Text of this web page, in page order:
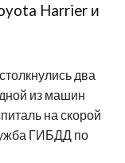
Harrier и
два
из машин
на скорой
ГИБДД по